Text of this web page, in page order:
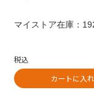
マイストア在庫：
税込
カートに入